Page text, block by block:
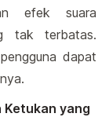
efek suara
tak terbatas.
dapat
yang